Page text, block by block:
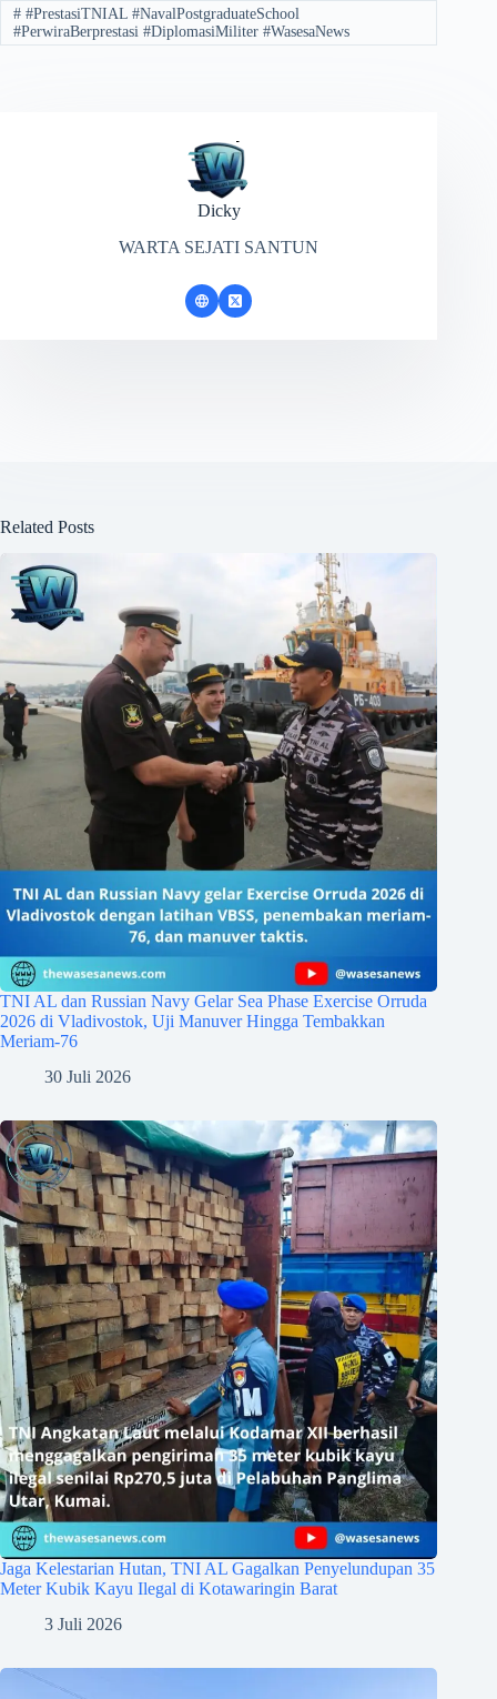
##PrestasiTNIAL #NavalPostgraduateSchool
#PerwiraBerprestasi #DiplomasiMiliter #WasesaNews
Dicky
WARTA SEJATI SANTUN
Related Posts
TNI AL dan Russian Navy Gelar Sea Phase Exercise Orruda
2026 di Vladivostok, Uji Manuver Hingga Tembakkan
Meriam-76
30 Juli 2026
Jaga Kelestarian Hutan, TNI AL Gagalkan Penyelundupan 35
Meter Kubik Kayu Ilegal di Kotawaringin Barat
3 Juli 2026